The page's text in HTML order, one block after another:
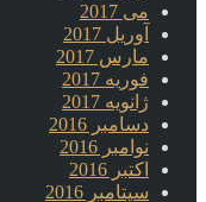
می 2017
آوریل 2017
مارس 2017
فوریه 2017
ژانویه 2017
دسامبر 2016
نوامبر 2016
اکتبر 2016
سپتامبر 2016